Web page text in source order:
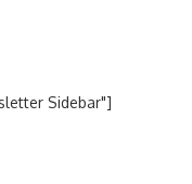
Sidebar"]